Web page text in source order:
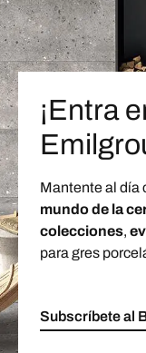
¡Entra
Mantente al día
mundo de la
colecciones,
para gres
Subscríbete al